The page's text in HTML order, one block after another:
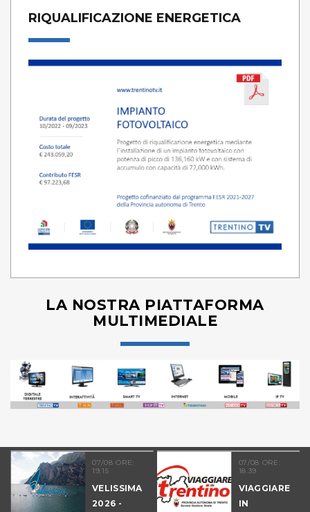
RIQUALIFICAZIONE ENERGETICA
LA NOSTRA PIATTAFORMA
MULTIMEDIALE
07/08 ORE:
19.15
VELISSIMA
2026 -
07/08 ORE:
18.39
VIAGGIARE
IN